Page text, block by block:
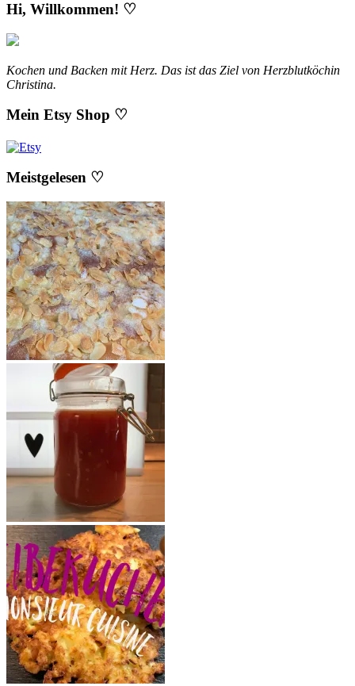
Hi, Willkommen! ♡
Kochen und Backen mit Herz. Das ist das Ziel von Herzblutköchin
Christina.
Mein Etsy Shop ♡
Meistgelesen ♡